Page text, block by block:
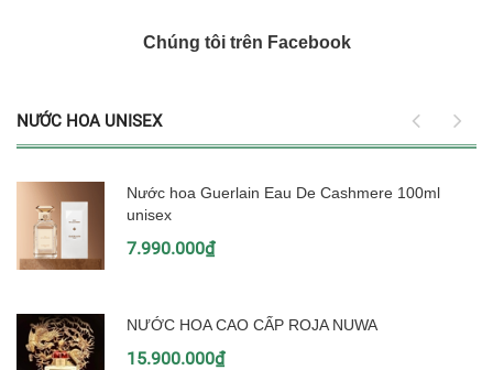
Chúng tôi trên Facebook
NƯỚC HOA UNISEX
Nước hoa Guerlain Eau De Cashmere 100ml
unisex
7.990.000₫
NƯỚC HOA CAO CẤP ROJA NUWA
15.900.000₫